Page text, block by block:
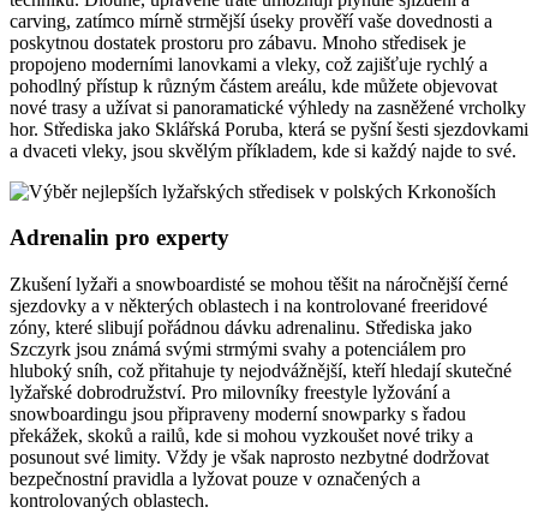
carving, zatímco mírně strmější úseky prověří vaše dovednosti a
poskytnou dostatek prostoru pro zábavu. Mnoho středisek je
propojeno moderními lanovkami a vleky, což zajišťuje rychlý a
pohodlný přístup k různým částem areálu, kde můžete objevovat
nové trasy a užívat si panoramatické výhledy na zasněžené vrcholky
hor. Střediska jako Sklářská Poruba, která se pyšní šesti sjezdovkami
a dvaceti vleky, jsou skvělým příkladem, kde si každý najde to své.
Adrenalin pro experty
Zkušení lyžaři a snowboardisté se mohou těšit na náročnější černé
sjezdovky a v některých oblastech i na kontrolované freeridové
zóny, které slibují pořádnou dávku adrenalinu. Střediska jako
Szczyrk jsou známá svými strmými svahy a potenciálem pro
hluboký sníh, což přitahuje ty nejodvážnější, kteří hledají skutečné
lyžařské dobrodružství. Pro milovníky freestyle lyžování a
snowboardingu jsou připraveny moderní snowparky s řadou
překážek, skoků a railů, kde si mohou vyzkoušet nové triky a
posunout své limity. Vždy je však naprosto nezbytné dodržovat
bezpečnostní pravidla a lyžovat pouze v označených a
kontrolovaných oblastech.